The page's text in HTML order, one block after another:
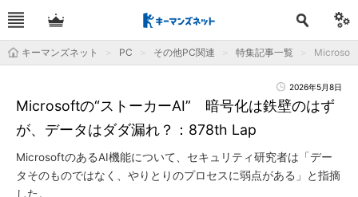
キーマンズネット PC その他PC関連 特集記事一覧 Microsoft
2026年5月8日
Microsoftの“ストーカーAI” 暗号化は鉄壁のはず
が、データはダダ漏れ？：878th Lap
MicrosoftのあるAI機能について、セキュリティ研究者は「デー
タそのものではなく、やりとりのプロセスに弱点がある」と指摘
した。